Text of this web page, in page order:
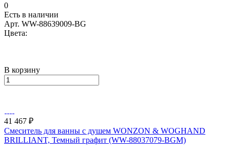
0
Есть в наличии
Арт. WW-88639009-BG
Цвета:
В корзину
41 467 ₽
Смеситель для ванны с душем WONZON & WOGHAND
BRILLIANT, Темный графит (WW-88037079-BGM)